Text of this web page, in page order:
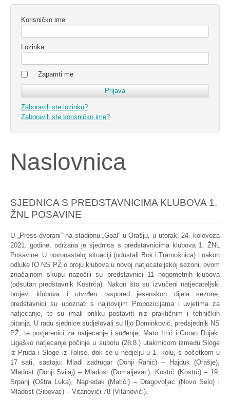
Korisničko ime
Lozinka
Zapamti me
Zaboravili ste lozinku?
Zaboravili ste korisničko ime?
Naslovnica
SJEDNICA S PREDSTAVNICIMA KLUBOVA 1.
ŽNL POSAVINE
U „Press dvorani“ na stadionu „Goal“ u Orašju, u utorak, 24. kolovoza
2021. godine, održana je sjednica s predstavnicima klubova 1. ŽNL
Posavine. U novonastaloj situaciji (odustali Bok i Tramošnica) i nakon
odluke IO NS PŽ o broju klubova u novoj natjecateljskoj sezoni, ovom
značajnom skupu nazočili su predstavnici 11 nogometnih klubova
(odsutan predstavnik Kostrča). Nakon što su izvučeni natjecateljski
brojevi klubova i utvrđen raspored jesenskon dijela sezone,
predstavnici su upoznati s najnovijim Propozicijama i uvjetima za
natjecanje, te su imali priliku postaviti niz praktičnim i tehničkih
pitanja. U radu sjednice sudjelovali su Iljo Dominković, predsjednik NS
PŽ, te povjerenici za natjecanje i suđenje, Mato Itrić i Goran Dujak.
Ligaško natjecanje počinje u subotu (28.8.) utakmicom između Sloge
iz Pruda i Sloge iz Tolise, dok se u nedjelju u 1. kolu, s početkom u
17 sati, sastaju: Mladi zadrugar (Donji Rahić) – Hajduk (Orašje),
Mladost (Donji Svilaj) – Mladost (Domaljevac), Kostrč (Kostrč) – 19.
Srpanj (Oštra Luka), Napredak (Matići) – Dragovoljac (Novo Selo) i
Mladost (Sibovac) – Vitanovići 78 (Vitanovići).